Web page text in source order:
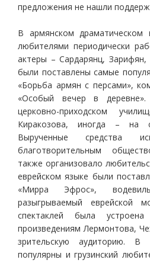
предложения не нашли
В армянском драматическом
любителями периодически
актеры – Сардарянц,
были поставлены самые
«Борьба армян с персами»,
«Особый вечер в
церковно-приходском
Киракозова, иногда – на
Вырученные средства
благотворительным
также организовало
еврейском языке были
«Мирра Эфрос»,
разыгрываемый еврейской
спектаклей была
произведениям Лермонтова,
зрительскую аудиторию. В
популярны и грузинский